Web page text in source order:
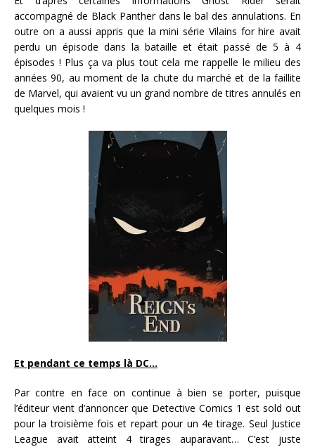
accompagné de Black Panther dans le bal des annulations. En
outre on a aussi appris que la mini série Vilains for hire avait
perdu un épisode dans la bataille et était passé de 5 à 4
épisodes ! Plus ça va plus tout cela me rappelle le milieu des
années 90, au moment de la chute du marché et de la faillite
de Marvel, qui avaient vu un grand nombre de titres annulés en
quelques mois !
Et pendant ce temps là DC…
Par contre en face on continue à bien se porter, puisque
l’éditeur vient d’annoncer que Detective Comics 1 est sold out
pour la troisième fois et repart pour un 4e tirage. Seul Justice
League avait atteint 4 tirages auparavant… C’est juste